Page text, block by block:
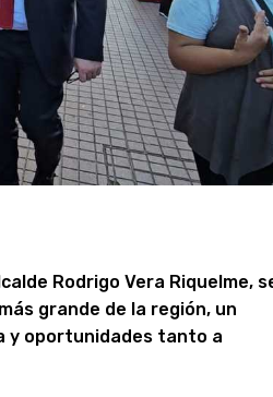
Rodrigo Vera Riquelme,
grande de la región, un
y oportunidades tanto a